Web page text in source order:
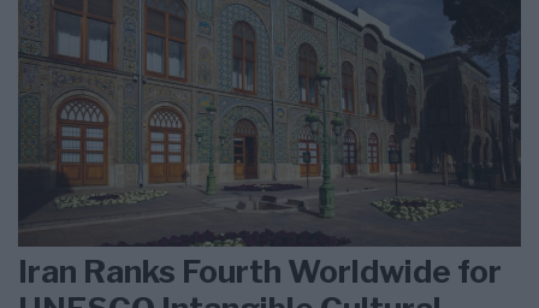
Iran Ranks Fourth Worldwide for